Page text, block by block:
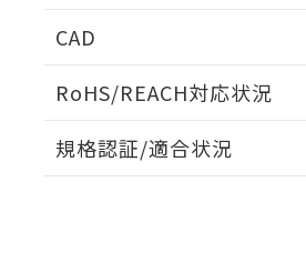
A: 120mm以上、B: 70mm以上
CAD
RoHS/REACH対応状況
規格認証/適合状況